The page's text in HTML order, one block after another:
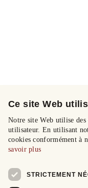
Ce site Web
Notre site Web utilise
utilisateur. En utilisant
cookies conformément à
savoir plus
STRICTEMENT